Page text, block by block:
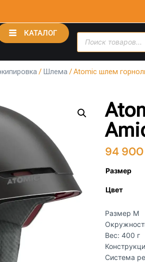
КАТАЛОГ
/ Шлема/ Atomic шлем
94 900
Размер
Цвет
Размер M
Вес: 400 г
Система